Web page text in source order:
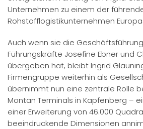
Unternehmen zu einem der
Rohstofflogistikunternehmen
Auch wenn sie die
Führungskräfte Josefine Ebner und
übergeben hat, bleibt Ingrid
Firmengruppe weiterhin als
übernimmt nun eine zentrale Rolle
Montan Terminals in Kapfenberg –
einer Erweiterung von 46.000
beeindruckende Dimensionen